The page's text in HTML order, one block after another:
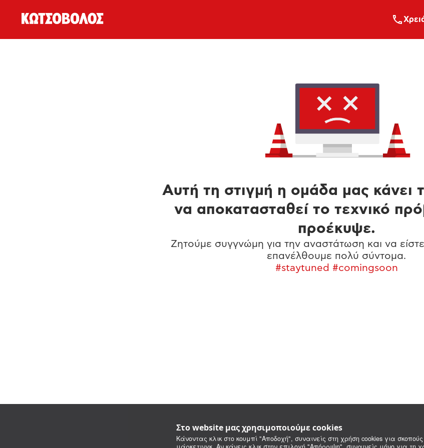
Στο website μας χρησιμοποιούμε cookies
Κάνοντας κλικ στο κουμπί "Αποδοχή", συναινείς στη χρήση cookies για σκοπούς
Αυτή τη στιγμή η ομάδα μας κάνει
να αποκατασταθεί το τεχνικό
προέκυψε.
Ζητούμε συγγνώμη για την αναστάτωση και να είστε
επανέλθουμε πολύ σύντομα.
#staytuned #comingsoon